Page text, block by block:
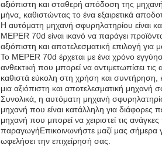
αξιόπιστη και σταθερή απόδοση της
μήνα, καθιστώντας το ένα εξαιρετικά
Η αυτόματη μηχανή σφυρηλατηρίου είναι
MEPER 70d είναι ικανό να παράγει
αξιόπιστη και αποτελεσματική επιλογή για
Το MEPER 70d έρχεται με ένα χρόνο
ανθεκτική που μπορεί να αντιμετωπίσει
καθιστά εύκολη στη χρήση και συντήρηση,
μια αξιόπιστη και αποτελεσματική μηχανή
Συνολικά, η αυτόματη μηχανή
μηχανή που είναι κατάλληλη για διάφορες
μηχανή που μπορεί να χειριστεί τις
παραγωγήΕπικοινωνήστε μαζί μας σήμερα
ωφελήσει την επιχείρησή σας.